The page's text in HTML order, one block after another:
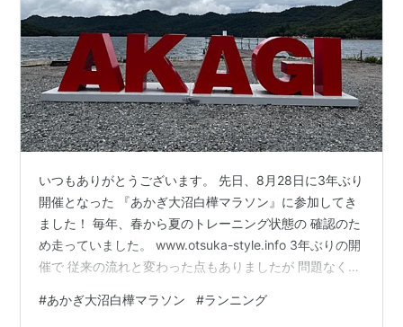
いつもありがとうございます。 先日、8月28日に3年ぶり
開催となった 『あかぎ大沼白樺マラソン』に参加してき
ました！ 毎年、春から夏のトレーニング状態の 確認のた
め走っていました。 www.otsuka-style.info 3年ぶりの開
催で 従来の流れと変わった点もありましたが 問題なく走
で 小学生や中学生の種目はありませんでした。 毎年5キ
#あかぎ大沼白樺マラソン #ランニング